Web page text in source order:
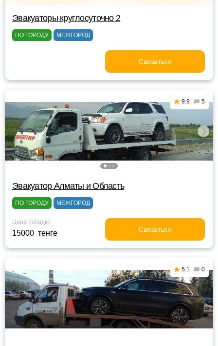
Эвакуаторы круглосуточно 2
ПО ГОРОДУ МЕЖГОРОД
Связаться
9.9 5
Эвакуатор Алматы и Область
ПО ГОРОДУ МЕЖГОРОД
Цена посадки
15000 тенге Связаться
5.1 0